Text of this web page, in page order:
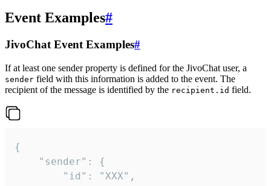
Event Examples#
JivoChat Event Examples#
If at least one sender property is defined for the JivoChat user, a
sender field with this information is added to the event. The
recipient of the message is identified by the recipient.id field.
{